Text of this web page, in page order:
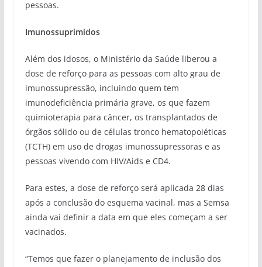
pessoas.
Imunossuprimidos
Além dos idosos, o Ministério da Saúde liberou a
dose de reforço para as pessoas com alto grau de
imunossupressão, incluindo quem tem
imunodeficiência primária grave, os que fazem
quimioterapia para câncer, os transplantados de
órgãos sólido ou de células tronco hematopoiéticas
(TCTH) em uso de drogas imunossupressoras e as
pessoas vivendo com HIV/Aids e CD4.
Para estes, a dose de reforço será aplicada 28 dias
após a conclusão do esquema vacinal, mas a Semsa
ainda vai definir a data em que eles começam a ser
vacinados.
“Temos que fazer o planejamento de inclusão dos